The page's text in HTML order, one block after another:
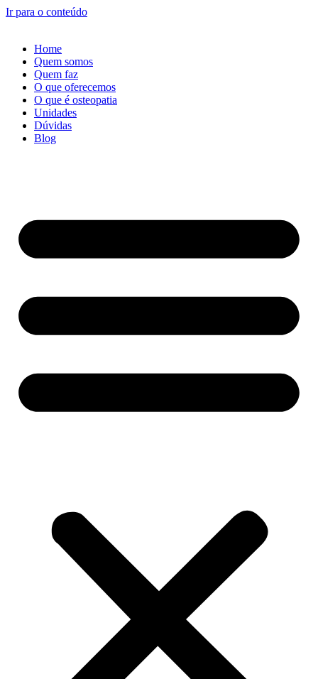
Ir para o conteúdo
Home
Quem somos
Quem faz
O que oferecemos
O que é osteopatia
Unidades
Dúvidas
Blog